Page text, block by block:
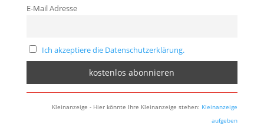
E-Mail Adresse
Ich akzeptiere die Datenschutzerklärung.
Kleinanzeige - Hier könnte Ihre Kleinanzeige stehen: Kleinanzeige
aufgeben